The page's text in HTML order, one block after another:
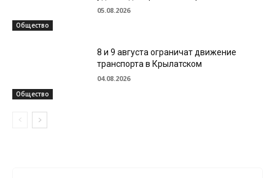
Общество
05.08.2026
Общество
8 и 9 августа ограничат движение
транспорта в Крылатском
04.08.2026